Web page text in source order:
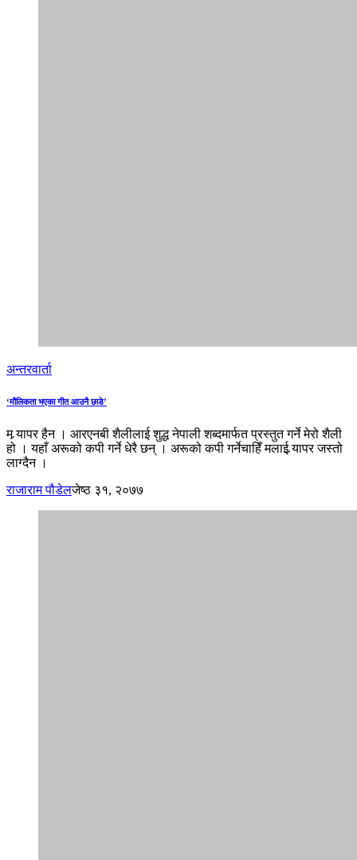
अन्तरवार्ता
‘मौलिकता भएका गीत आउनै छाडे’
म र्‍यापर हैन । आरएनबी शैलीलाई शुद्ध नेपाली शब्दमार्फत प्रस्तुत गर्ने मेरो शैली
हो । यहाँ अरूको कपी गर्ने धेरै छन् । अरूको कपी गर्नेचाहिँ मलाई र्‍यापर जस्तो
लाग्दैन ।
राजाराम पौडेलजेष्ठ ३१, २०७७